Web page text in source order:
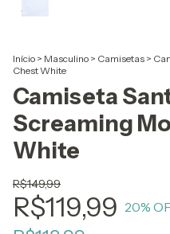
Início > Masculino > Camisetas >
Chest White
Camiseta
Screaming
White
R$149,99
R$119,99 20%